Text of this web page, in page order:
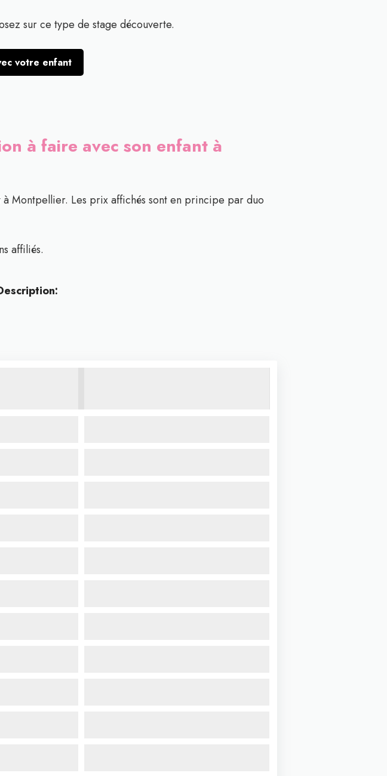
sur ce type de stage découverte.
votre enfant
à faire avec son enfant à
Montpellier. Les prix affichés sont en principe par duo
affiliés.